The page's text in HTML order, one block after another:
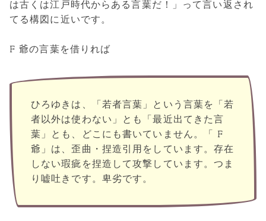
は古くは江戸時代からある言葉だ！」って言い返され
てる構図に近いです。
F 爺の言葉を借りれば
ひろゆきは、「若者言葉」という言葉を「若
者以外は使わない」とも「最近出てきた言
葉」とも、どこにも書いていません。「 F
爺」は、歪曲・捏造引用をしています。存在
しない瑕疵を捏造して攻撃しています。つま
り嘘吐きです。卑劣です。